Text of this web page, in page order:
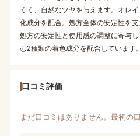
くく、自然なツヤを与えます。オレ
化成分を配合。処方全体の安定性を
処方の安定性と使用感の調整に寄与
む2種類の着色成分を配合しています
口コミ評価
まだ口コミはありません。最初の